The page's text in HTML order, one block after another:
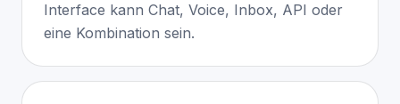
Interface kann Chat, Voice, Inbox, API oder
eine Kombination sein.